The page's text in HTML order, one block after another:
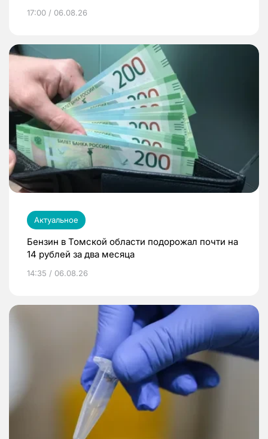
17:00 / 06.08.26
Актуальное
Бензин в Томской области подорожал почти на
14 рублей за два месяца
14:35 / 06.08.26